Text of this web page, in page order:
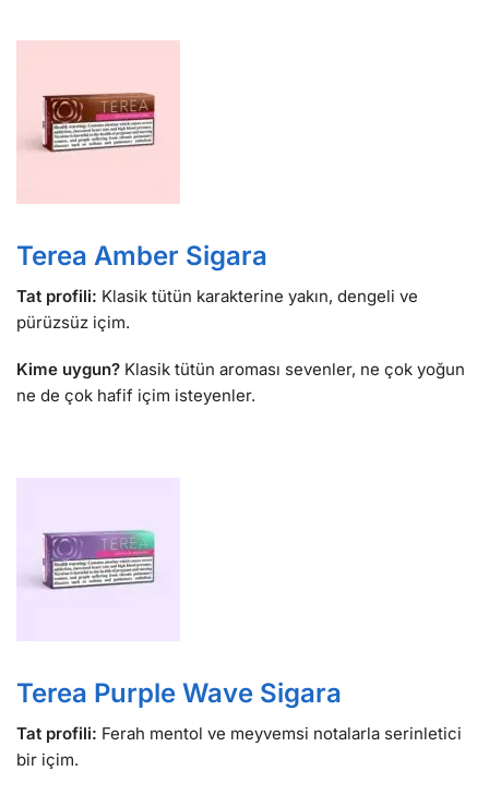
Terea Amber Sigara
Tat profili: Klasik tütün karakterine yakın, dengeli ve
pürüzsüz içim.
Kime uygun? Klasik tütün aroması sevenler, ne çok yoğun
ne de çok hafif içim isteyenler.
Terea Purple Wave Sigara
Tat profili: Ferah mentol ve meyvemsi notalarla serinletici
bir içim.